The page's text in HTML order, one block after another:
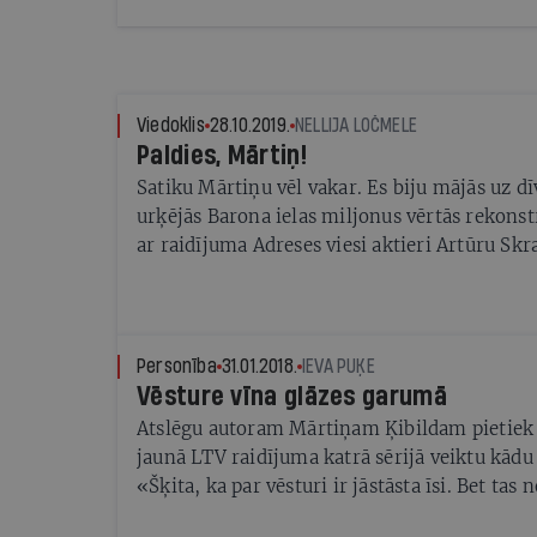
Viedoklis 28.10.2019. NELLIJA LOČMELE
Paldies, Mārtiņ!
Satiku Mārtiņu vēl vakar. Es biju mājās uz
urķējās Barona ielas miljonus vērtās
ar raidījuma Adreses viesi aktieri Artūru
Personība 31.01.2018. IEVA PUĶE
Vēsture vīna glāzes garumā
Atslēgu autoram Mārtiņam Ķibildam
jaunā LTV raidījuma katrā sērijā veiktu
«Šķita, ka par vēsturi ir jāstāsta īsi. Bet tas